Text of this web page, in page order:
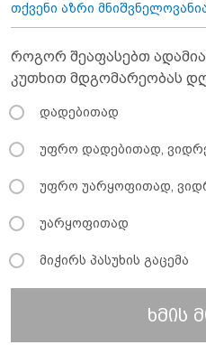
თქვენი აზრი
როგორ შეაფასებთ
კუთხით მდგომარეობას
დადებითად
უფრო დადებითად,
უფრო უარყოფითად,
უარყოფითად
მიჭირს პასუხის გაცემა
ხმის